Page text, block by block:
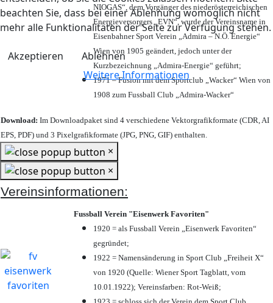
beachten Sie, dass bei einer Ablehnung womöglich nicht
mehr alle Funktionalitäten der Seite zur Verfügung stehen.
Akzeptieren
Ablehnen
Weitere Informationen
NIOGAS“, dem Vorgänger des niederösterreichischen
Energieversorgers „EVN“, wurde der Vereinsname in
Eisenbahner Sport Verein „Admira – N.Ö. Energie“
Wien von 1905 geändert, jedoch unter der
Kurzbezeichnung „Admira-Energie“ geführt;
1971 – Fusion mit dem Sportclub „Wacker“ Wien von
1908 zum Fussball Club „Admira-Wacker“
Download: Im Downloadpaket sind 4 verschiedene Vektorgrafikformate (CDR, AI
EPS, PDF) und 3 Pixelgrafikformate (JPG, PNG, GIF) enthalten.
×
×
Vereinsinformationen:
Fussball Verein "Eisenwerk Favoriten"
1920 = als Fussball Verein „Eisenwerk Favoriten“
gegründet;
1922 = Namensänderung in Sport Club „Freiheit X“
von 1920 (Quelle: Wiener Sport Tagblatt, vom
10.01.1922); Vereinsfarben: Rot-Weiß;